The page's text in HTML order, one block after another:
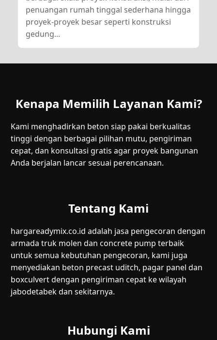
penuangan rumah tinggal sederhana hingga
proyek-proyek besar seperti konstruksi
gedung...
Kenapa Memilih Layanan Kami?
Kami menghadirkan beton siap pakai berkualitas
tinggi dengan berbagai pilihan mutu, pengiriman
cepat, dan konsultasi gratis agar proyek bangunan
Anda berjalan lancar sesuai perencanaan.
Tentang Kami
hargareadymix.co.id adalah jasa pengecoran dengan
armada truk molen dan concrete pump terbaik
untuk semua kebutuhan pengecoran, kami juga
menyediakan beton precast uditch, pagar panel dan
boxculvert dengan pengiriman cepat ke wilayah
jabodetabek dan sekitarnya.
Hubungi Kami